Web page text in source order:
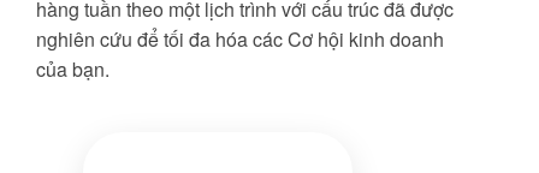
hàng tuần theo một lịch trình với cấu trúc đã được
nghiên cứu để tối đa hóa các Cơ hội kinh doanh
của bạn.